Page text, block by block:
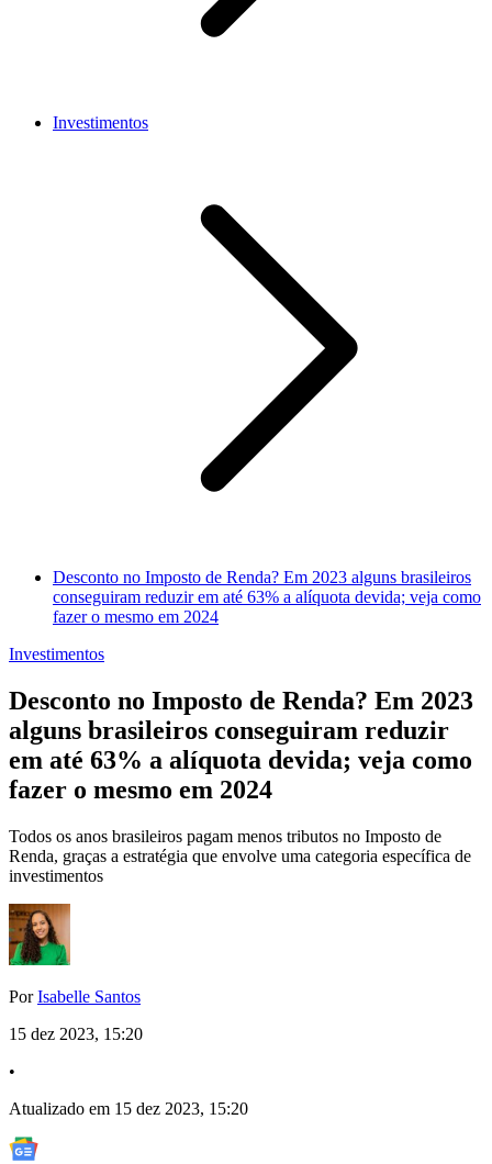
Investimentos
Desconto no Imposto de Renda? Em 2023 alguns brasileiros
conseguiram reduzir em até 63% a alíquota devida; veja como
fazer o mesmo em 2024
Investimentos
Desconto no Imposto de Renda? Em 2023
alguns brasileiros conseguiram reduzir
em até 63% a alíquota devida; veja como
fazer o mesmo em 2024
Todos os anos brasileiros pagam menos tributos no Imposto de
Renda, graças a estratégia que envolve uma categoria específica de
investimentos
PorIsabelle Santos
15 dez 2023, 15:20
•
Atualizado em 15 dez 2023, 15:20